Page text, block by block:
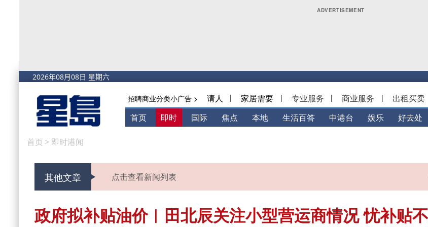
招聘商业分类小广告 > 请人 | 家居需要 | 专业服务 | 商业服务 | 出租买卖
首页 即时 国际 焦点 本地 生活百答 中港台 娱乐 好去处
首页 > 即时港闻
其他文章 点击查看新闻列表
政府拟补贴油价︱田北辰关注小型营运商情况 忧补贴